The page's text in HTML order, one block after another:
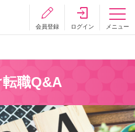
会員登録 ログイン メニュー
職Q&A